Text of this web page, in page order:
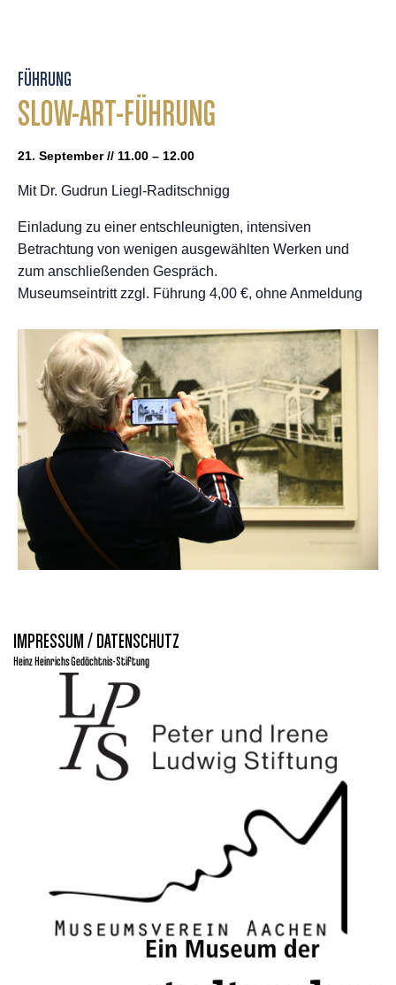
FÜHRUNG
SLOW-ART-FÜHRUNG
21. September // 11.00 – 12.00
Mit Dr. Gudrun Liegl-Raditschnigg
Einladung zu einer entschleunigten, intensiven
Betrachtung von wenigen ausgewählten Werken und
zum anschließenden Gespräch.
Museumseintritt zzgl. Führung 4,00 €, ohne Anmeldung
IMPRESSUM / DATENSCHUTZ
Heinz Heinrichs Gedächtnis-Stiftung